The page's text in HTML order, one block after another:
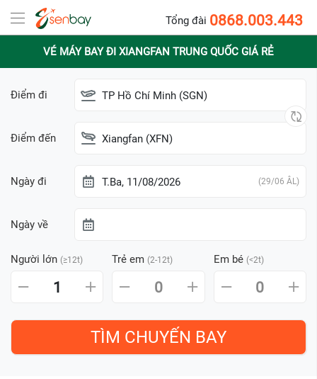
Tổng đài 0868.003.443
VÉ MÁY BAY ĐI XIANGFAN TRUNG QUỐC GIÁ RẺ
Điểm đi TP Hồ Chí Minh (SGN)
Điểm đến Xiangfan (XFN)
Ngày đi T.Ba, 11/08/2026 (29/06 ÂL)
Ngày về
Người lớn (≥12t) Trẻ em (2-12t) Em bé (<2t)
1 0 0